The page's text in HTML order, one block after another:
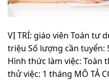
VỊ TRÍ: giáo viên Toán tư
triệu Số lượng cần tuyển:
Hình thức làm việc: Toàn
thử việc: 1 tháng MÔ TẢ